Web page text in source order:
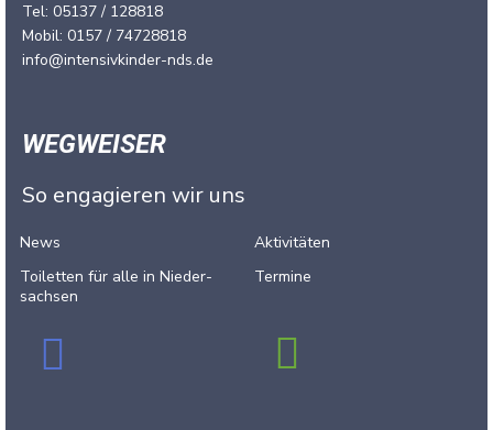
Tel: 05137 / 128818
Mobil: 0157 / 74728818
info@intensivkinder-nds.de
WEGWEISER
So engagieren wir uns
News
Toiletten für alle in Nieder­
sachsen
Aktivitäten
Termine